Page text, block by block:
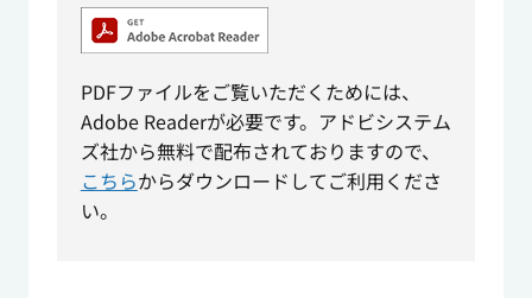
PDFファイルをご覧いただくためには、
Adobe Readerが必要です。アドビシステム
ズ社から無料で配布されておりますので、
こちらからダウンロードしてご利用くださ
い。